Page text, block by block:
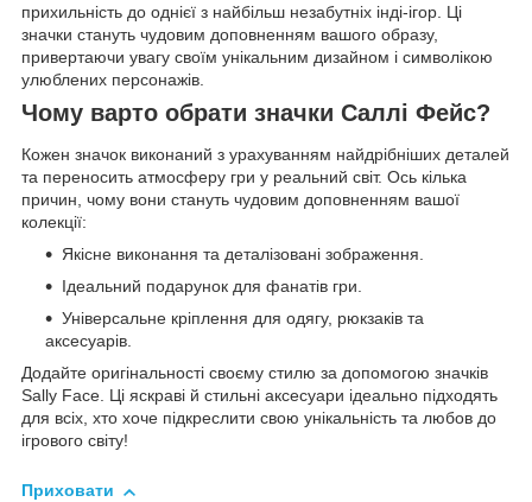
прихильність до однієї з найбільш незабутніх інді-ігор. Ці
значки стануть чудовим доповненням вашого образу,
привертаючи увагу своїм унікальним дизайном і символікою
улюблених персонажів.
Чому варто обрати значки Саллі Фейс?
Кожен значок виконаний з урахуванням найдрібніших деталей
та переносить атмосферу гри у реальний світ. Ось кілька
причин, чому вони стануть чудовим доповненням вашої
колекції:
Якісне виконання та деталізовані зображення.
Ідеальний подарунок для фанатів гри.
Універсальне кріплення для одягу, рюкзаків та
аксесуарів.
Додайте оригінальності своєму стилю за допомогою значків
Sally Face. Ці яскраві й стильні аксесуари ідеально підходять
для всіх, хто хоче підкреслити свою унікальність та любов до
ігрового світу!
Приховати